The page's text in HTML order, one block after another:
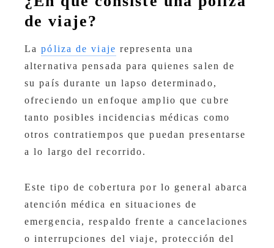
de viaje?
Lapóliza de viaje representa una
alternativa pensada para quienes salen de
su país durante un lapso determinado,
ofreciendo un enfoque amplio que cubre
tanto posibles incidencias médicas como
otros contratiempos que puedan presentarse
a lo largo del recorrido.
Este tipo de cobertura por lo general abarca
atención médica en situaciones de
emergencia, respaldo frente a cancelaciones
o interrupciones del viaje, protección del